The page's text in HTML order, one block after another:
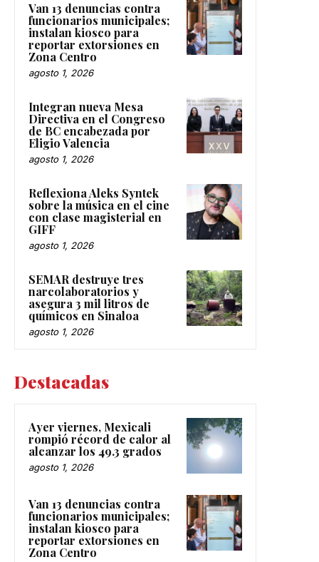
Van 13 denuncias contra
funcionarios municipales;
instalan kiosco para
reportar extorsiones en
Zona Centro
agosto 1, 2026
Integran nueva Mesa
Directiva en el Congreso
de BC encabezada por
Eligio Valencia
agosto 1, 2026
Reflexiona Aleks Syntek
sobre la música en el cine
con clase magisterial en
GIFF
agosto 1, 2026
SEMAR destruye tres
narcolaboratorios y
asegura 3 mil litros de
químicos en Sinaloa
agosto 1, 2026
Destacadas
Ayer viernes, Mexicali
rompió récord de calor al
alcanzar los 49.3 grados
agosto 1, 2026
Van 13 denuncias contra
funcionarios municipales;
instalan kiosco para
reportar extorsiones en
Zona Centro